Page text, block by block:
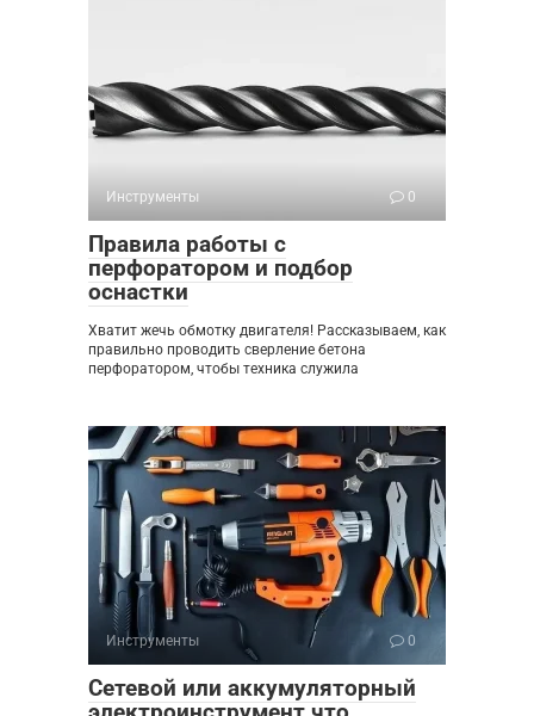
Инструменты 0
Правила работы с
перфоратором и подбор
оснастки
Хватит жечь обмотку двигателя! Рассказываем, как
правильно проводить сверление бетона
перфоратором, чтобы техника служила
Инструменты 0
Сетевой или аккумуляторный